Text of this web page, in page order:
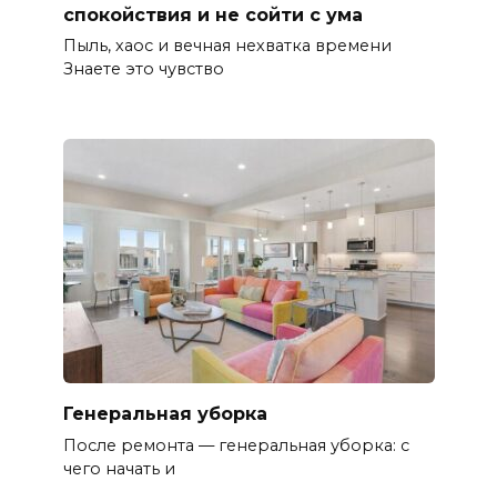
спокойствия и не сойти с ума
Пыль, хаос и вечная нехватка времени
Знаете это чувство
Генеральная уборка
После ремонта — генеральная уборка: с
чего начать и